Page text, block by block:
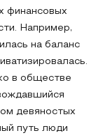
финансовых
Например,
на баланс
в обществе
девяностых
путь люди